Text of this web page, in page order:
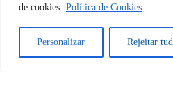
de cookies. Política de Cookies
Personalizar Rejeitar